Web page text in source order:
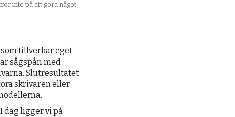
inte på att göra något
tillverkar eget
sågspån med
Slutresultatet
skrivaren eller
dag ligger vi på